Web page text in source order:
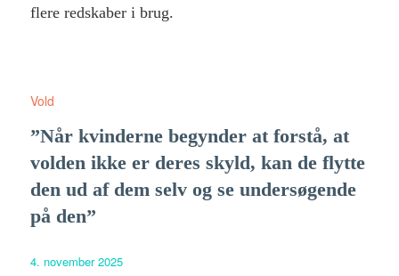
flere redskaber i brug.
”Når kvinderne begynder at forstå, at
volden ikke er deres skyld, kan de flytte
den ud af dem selv og se undersøgende
på den”
Vold
4. november 2025